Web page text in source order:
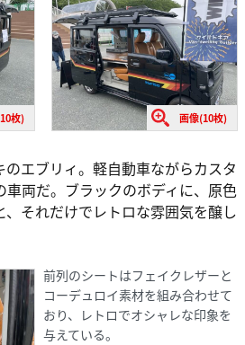
枚) 画像(10枚)
エブリィ。軽自動車ながらカスタ
車両だ。ブラックのボディに、原色
それだけでレトロな雰囲気を醸し
前列のシートはフェイクレザーと
コーデュロイ素材を組み合わせて
おり、レトロでオシャレな印象を
与えている。